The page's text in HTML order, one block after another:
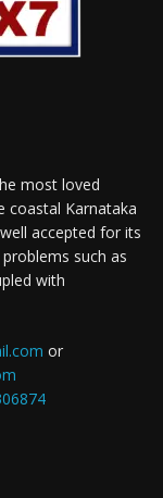
most loved
coastal Karnataka
accepted for its
such as
with
or